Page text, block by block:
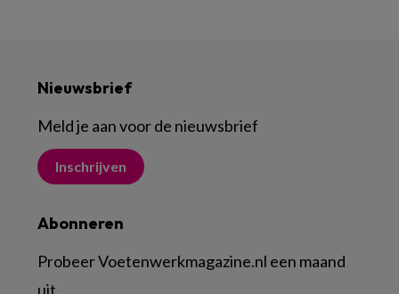
Nieuwsbrief
Meld je aan voor de nieuwsbrief
Inschrijven
Abonneren
Probeer Voetenwerkmagazine.nl een maand
uit